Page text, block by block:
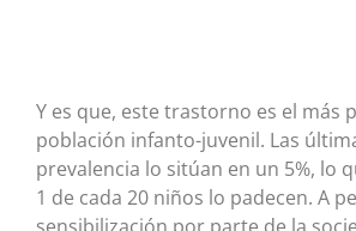
Y es que, este trastorno es el más
población infanto-juvenil. Las
prevalencia lo sitúan en un 5%, lo
1 de cada 20 niños lo padecen. A